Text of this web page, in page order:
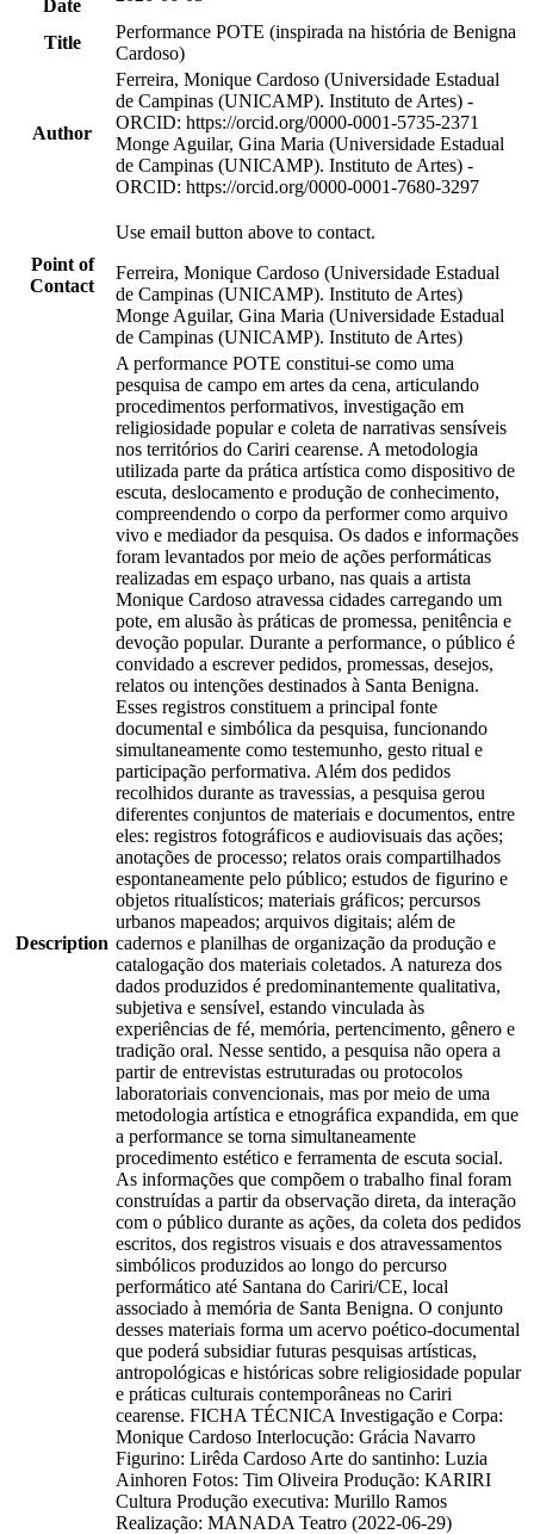
Date
Title
Performance POTE (inspirada na história de Benigna
Cardoso)
Author
Ferreira, Monique Cardoso (Universidade Estadual
de Campinas (UNICAMP). Instituto de Artes) -
ORCID: https://orcid.org/0000-0001-5735-2371
Monge Aguilar, Gina Maria (Universidade Estadual
de Campinas (UNICAMP). Instituto de Artes) -
ORCID: https://orcid.org/0000-0001-7680-3297
Point of
Contact
Use email button above to contact.
Ferreira, Monique Cardoso (Universidade Estadual
de Campinas (UNICAMP). Instituto de Artes)
Monge Aguilar, Gina Maria (Universidade Estadual
de Campinas (UNICAMP). Instituto de Artes)
Description
A performance POTE constitui-se como uma
pesquisa de campo em artes da cena, articulando
procedimentos performativos, investigação em
religiosidade popular e coleta de narrativas sensíveis
nos territórios do Cariri cearense. A metodologia
utilizada parte da prática artística como dispositivo de
escuta, deslocamento e produção de conhecimento,
compreendendo o corpo da performer como arquivo
vivo e mediador da pesquisa. Os dados e informações
foram levantados por meio de ações performáticas
realizadas em espaço urbano, nas quais a artista
Monique Cardoso atravessa cidades carregando um
pote, em alusão às práticas de promessa, penitência e
devoção popular. Durante a performance, o público é
convidado a escrever pedidos, promessas, desejos,
relatos ou intenções destinados à Santa Benigna.
Esses registros constituem a principal fonte
documental e simbólica da pesquisa, funcionando
simultaneamente como testemunho, gesto ritual e
participação performativa. Além dos pedidos
recolhidos durante as travessias, a pesquisa gerou
diferentes conjuntos de materiais e documentos, entre
eles: registros fotográficos e audiovisuais das ações;
anotações de processo; relatos orais compartilhados
espontaneamente pelo público; estudos de figurino e
objetos ritualísticos; materiais gráficos; percursos
urbanos mapeados; arquivos digitais; além de
cadernos e planilhas de organização da produção e
catalogação dos materiais coletados. A natureza dos
dados produzidos é predominantemente qualitativa,
subjetiva e sensível, estando vinculada às
experiências de fé, memória, pertencimento, gênero e
tradição oral. Nesse sentido, a pesquisa não opera a
partir de entrevistas estruturadas ou protocolos
laboratoriais convencionais, mas por meio de uma
metodologia artística e etnográfica expandida, em que
a performance se torna simultaneamente
procedimento estético e ferramenta de escuta social.
As informações que compõem o trabalho final foram
construídas a partir da observação direta, da interação
com o público durante as ações, da coleta dos pedidos
escritos, dos registros visuais e dos atravessamentos
simbólicos produzidos ao longo do percurso
performático até Santana do Cariri/CE, local
associado à memória de Santa Benigna. O conjunto
desses materiais forma um acervo poético-documental
que poderá subsidiar futuras pesquisas artísticas,
antropológicas e históricas sobre religiosidade popular
e práticas culturais contemporâneas no Cariri
cearense. FICHA TÉCNICA Investigação e Corpa:
Monique Cardoso Interlocução: Grácia Navarro
Figurino: Lirêda Cardoso Arte do santinho: Luzia
Ainhoren Fotos: Tim Oliveira Produção: KARIRI
Cultura Produção executiva: Murillo Ramos
Realização: MANADA Teatro (2022-06-29)